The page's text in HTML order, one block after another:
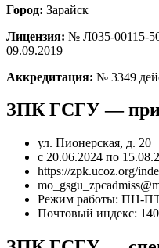
Город: Зарайск
Лицензия: № Л035-00115-
09.09.2019
Аккредитация: № 3349
ЗПК ГСГУ —
ул. Пионерская, д. 20
с 20.06.2024 по
https://zpk.ucoz.org/
Режим работы: ПН-ПТ
Почтовый индекс: